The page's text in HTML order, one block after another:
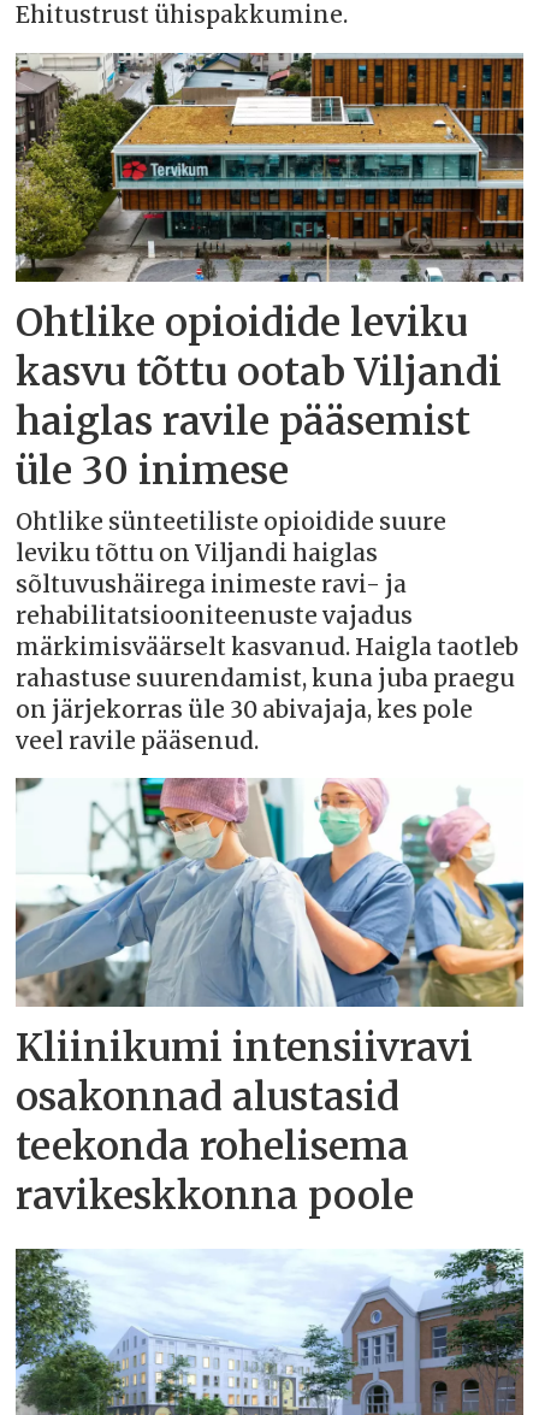
Ehitustrust ühispakkumine.
Ohtlike opioidide leviku
kasvu tõttu ootab Viljandi
haiglas ravile pääsemist
üle 30 inimese
Ohtlike sünteetiliste opioidide suure
leviku tõttu on Viljandi haiglas
sõltuvushäirega inimeste ravi- ja
rehabilitatsiooniteenuste vajadus
märkimisväärselt kasvanud. Haigla taotleb
rahastuse suurendamist, kuna juba praegu
on järjekorras üle 30 abivajaja, kes pole
veel ravile pääsenud.
Kliinikumi intensiivravi
osakonnad alustasid
teekonda rohelisema
ravikeskkonna poole